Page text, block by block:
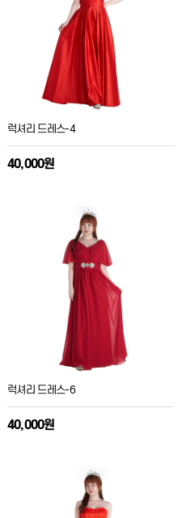
럭셔리 드레스-4
40,000원
럭셔리 드레스-6
40,000원